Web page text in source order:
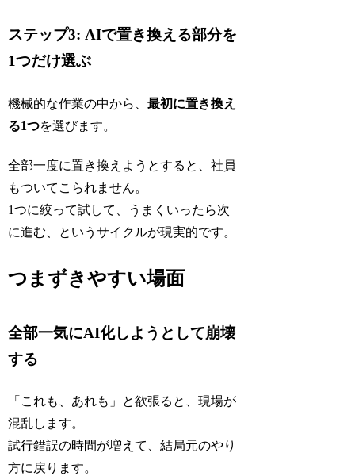
ステップ3: AIで置き換える部分を
1つだけ選ぶ
機械的な作業の中から、最初に置き換え
る1つを選びます。
全部一度に置き換えようとすると、社員
もついてこられません。
1つに絞って試して、うまくいったら次
に進む、というサイクルが現実的です。
つまずきやすい場面
全部一気にAI化しようとして崩壊
する
「これも、あれも」と欲張ると、現場が
混乱します。
試行錯誤の時間が増えて、結局元のやり
方に戻ります。